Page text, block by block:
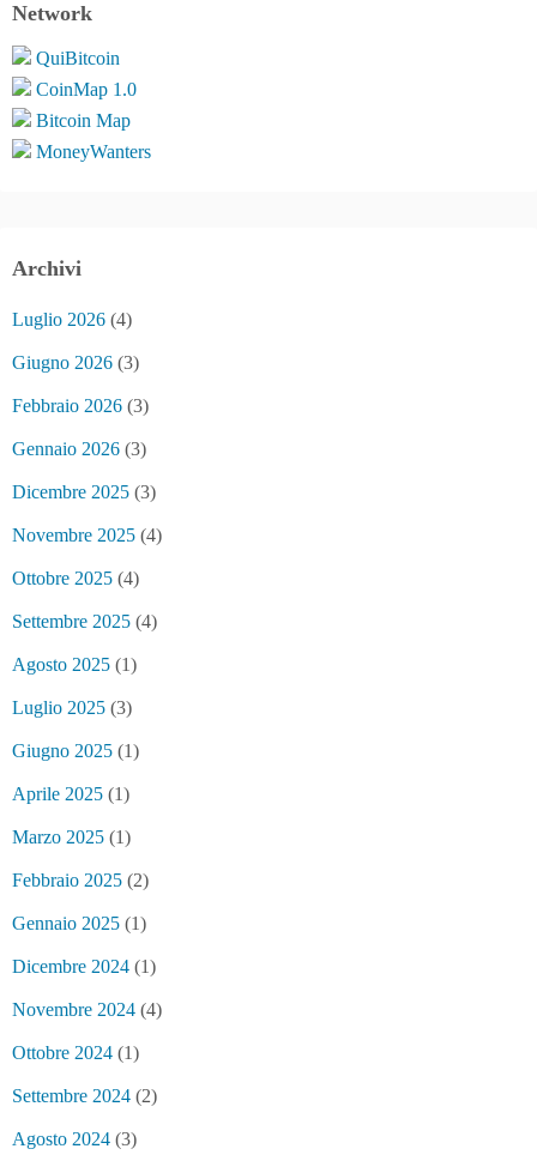
Network
QuiBitcoin
CoinMap 1.0
Bitcoin Map
MoneyWanters
Archivi
Luglio 2026 (4)
Giugno 2026 (3)
Febbraio 2026 (3)
Gennaio 2026 (3)
Dicembre 2025 (3)
Novembre 2025 (4)
Ottobre 2025 (4)
Settembre 2025 (4)
Agosto 2025 (1)
Luglio 2025 (3)
Giugno 2025 (1)
Aprile 2025 (1)
Marzo 2025 (1)
Febbraio 2025 (2)
Gennaio 2025 (1)
Dicembre 2024 (1)
Novembre 2024 (4)
Ottobre 2024 (1)
Settembre 2024 (2)
Agosto 2024 (3)